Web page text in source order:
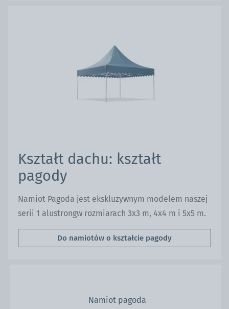
Kształt dachu: kształt
pagody
Namiot Pagoda jest ekskluzywnym modelem naszej
serii 1 alustrongw rozmiarach 3x3 m, 4x4 m i 5x5 m.
Do namiotów o kształcie pagody
Namiot pagoda